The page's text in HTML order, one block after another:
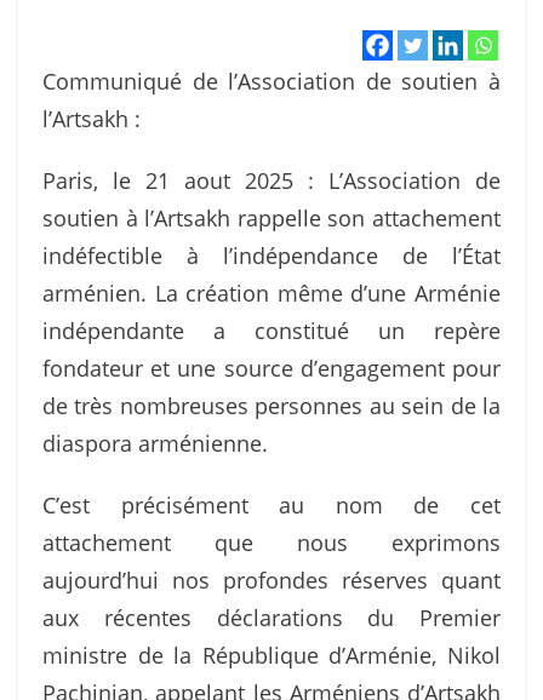
Communiqué de l’Association de soutien à
l’Artsakh :
Paris, le 21 aout 2025 : L’Association de
soutien à l’Artsakh rappelle son attachement
indéfectible à l’indépendance de l’État
arménien. La création même d’une Arménie
indépendante a constitué un repère
fondateur et une source d’engagement pour
de très nombreuses personnes au sein de la
diaspora arménienne.
C’est précisément au nom de cet
attachement que nous exprimons
aujourd’hui nos profondes réserves quant
aux récentes déclarations du Premier
ministre de la République d’Arménie, Nikol
Pachinian, appelant les Arméniens d’Artsakh